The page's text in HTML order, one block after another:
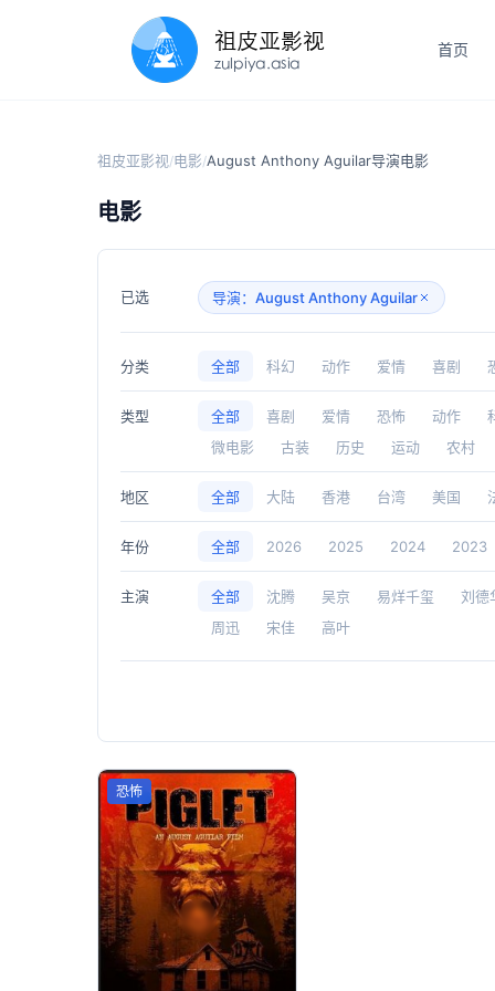
首页
祖皮亚影视/电影/August Anthony Aguilar导演电影
电影
已选 导演：August Anthony Aguilar
分类 全部 科幻 动作 爱情 喜剧
类型 全部 喜剧 爱情 恐怖 动作
微电影
古装 历史 运动 农村
地区 全部 大陆 香港 台湾 美国
年份 全部 2026 2025 2024 2023
主演 全部 沈腾 吴京 易烊千玺 刘德
周迅
宋佳 高叶
恐怖